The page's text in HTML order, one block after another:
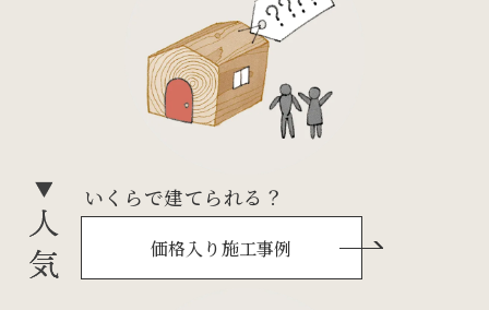
いくらで建てられる？
価格入り施工事例